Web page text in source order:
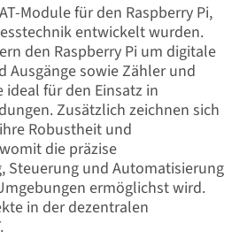
Module für den Raspberry Pi,
entwickelt wurden.
den Raspberry Pi um digitale
Ausgänge sowie Zähler und
ideal für den Einsatz in
Zusätzlich zeichnen sich
Robustheit und
die präzise
Steuerung und Automatisierung
ermöglichst wird.
in der dezentralen